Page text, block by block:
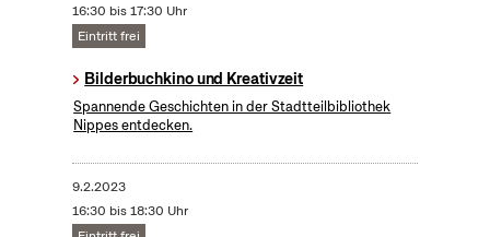
16:30 bis 17:30 Uhr
Eintritt frei
Bilderbuchkino und Kreativzeit
Spannende Geschichten in der Stadtteilbibliothek
Nippes entdecken.
9.2.2023
16:30 bis 18:30 Uhr